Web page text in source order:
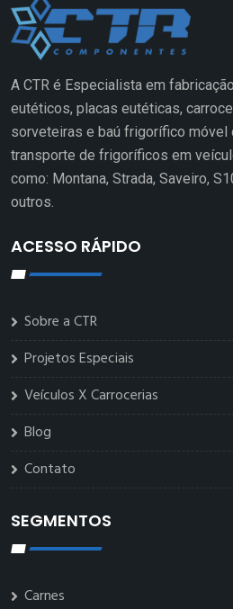
A CTR é Especialista em
eutéticos, placas eutéticas,
sorveteiras e baú frigorífico móvel
transporte de frigoríficos em
como: Montana, Strada, Saveiro,
outros.
ACESSO RÁPIDO
Sobre a CTR
Projetos Especiais
Veículos X Carrocerias
Blog
Contato
SEGMENTOS
Carnes